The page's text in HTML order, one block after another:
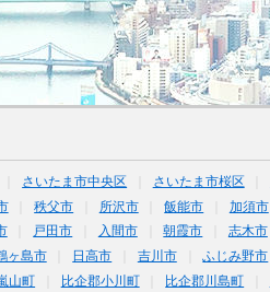
さいたま市中央区 さいたま市桜区
秩父市 所沢市 飯能市 加須市
戸田市 入間市 朝霞市 志木市
ヶ島市 日高市 吉川市 ふじみ野市
山町 比企郡小川町 比企郡川島町